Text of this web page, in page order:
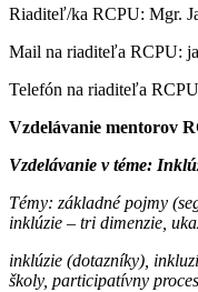
Riaditeľ/ka RCPU: Mgr.
Mail na riaditeľa RCPU:
Telefón na riaditeľa
Vzdelávanie mentorov
Vzdelávanie v téme:
Témy: základné pojmy
inklúzie – tri dimenzie,
inklúzie (dotazníky),
školy, participatívny proces